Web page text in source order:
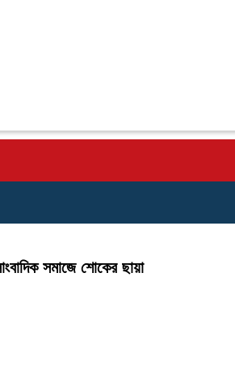
সমাজে শোকের ছায়া